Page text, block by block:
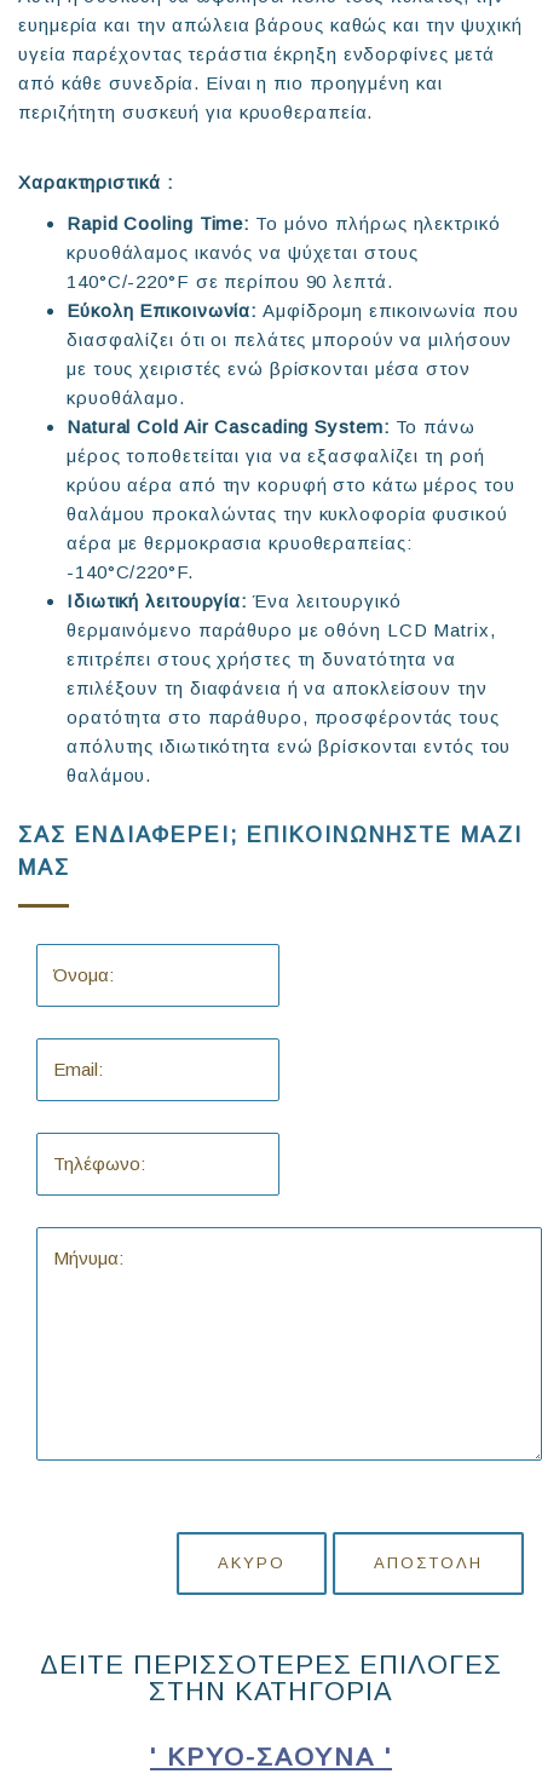
ευημερία και την απώλεια βάρους καθώς και την ψυχική
υγεία παρέχοντας τεράστια έκρηξη ενδορφίνες μετά
από κάθε συνεδρία. Είναι η πιο προηγμένη και
περιζήτητη συσκευή για κρυοθεραπεία.
Χαρακτηριστικά :
Rapid Cooling Time: Το μόνο πλήρως ηλεκτρικό
κρυοθάλαμος ικανός να ψύχεται στους
140°C/-220°F σε περίπου 90 λεπτά.
Εύκολη Επικοινωνία: Αμφίδρομη επικοινωνία που
διασφαλίζει ότι οι πελάτες μπορούν να μιλήσουν
με τους χειριστές ενώ βρίσκονται μέσα στον
κρυοθάλαμο.
Natural Cold Air Cascading System: Το πάνω
μέρος τοποθετείται για να εξασφαλίζει τη ροή
κρύου αέρα από την κορυφή στο κάτω μέρος του
θαλάμου προκαλώντας την κυκλοφορία φυσικού
αέρα με θερμοκρασια κρυοθεραπείας:
-140°C/220°F.
Ιδιωτική λειτουργία: Ένα λειτουργικό
θερμαινόμενο παράθυρο με οθόνη LCD Matrix,
επιτρέπει στους χρήστες τη δυνατότητα να
επιλέξουν τη διαφάνεια ή να αποκλείσουν την
ορατότητα στο παράθυρο, προσφέροντάς τους
απόλυτης ιδιωτικότητα ενώ βρίσκονται εντός του
θαλάμου.
ΣΑΣ ΕΝΔΙΑΦΕΡΕΙ; ΕΠΙΚΟΙΝΩΝΗΣΤΕ ΜΑΖΙ
ΜΑΣ
ΆΚΥΡΟ ΑΠΟΣΤΟΛΉ
ΔΕΙΤΕ ΠΕΡΙΣΣΟΤΕΡΕΣ ΕΠΙΛΟΓΕΣ
ΣΤΗΝ ΚΑΤΗΓΟΡΙΑ
' ΚΡΥΟ-ΣΆΟΥΝΑ '